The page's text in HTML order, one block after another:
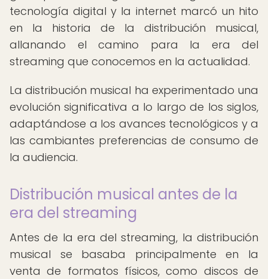
tecnología digital y la internet marcó un hito
en la historia de la distribución musical,
allanando el camino para la era del
streaming que conocemos en la actualidad.
La distribución musical ha experimentado una
evolución significativa a lo largo de los siglos,
adaptándose a los avances tecnológicos y a
las cambiantes preferencias de consumo de
la audiencia.
Distribución musical antes de la
era del streaming
Antes de la era del streaming, la distribución
musical se basaba principalmente en la
venta de formatos físicos, como discos de